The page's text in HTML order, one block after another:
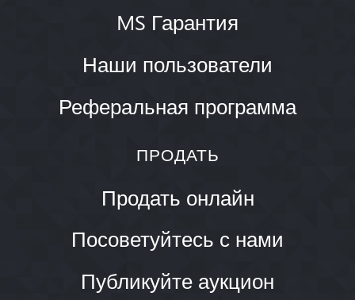
MS Гарантия
Наши пользователи
Реферальная программа
ПРОДАТЬ
Продать онлайн
Посоветуйтесь с нами
Публикуйте аукцион